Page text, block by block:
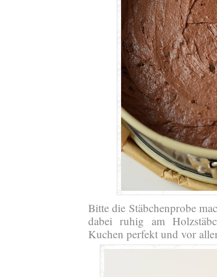
Bitte die Stäbchenprobe
dabei ruhig am
Kuchen perfekt und vor